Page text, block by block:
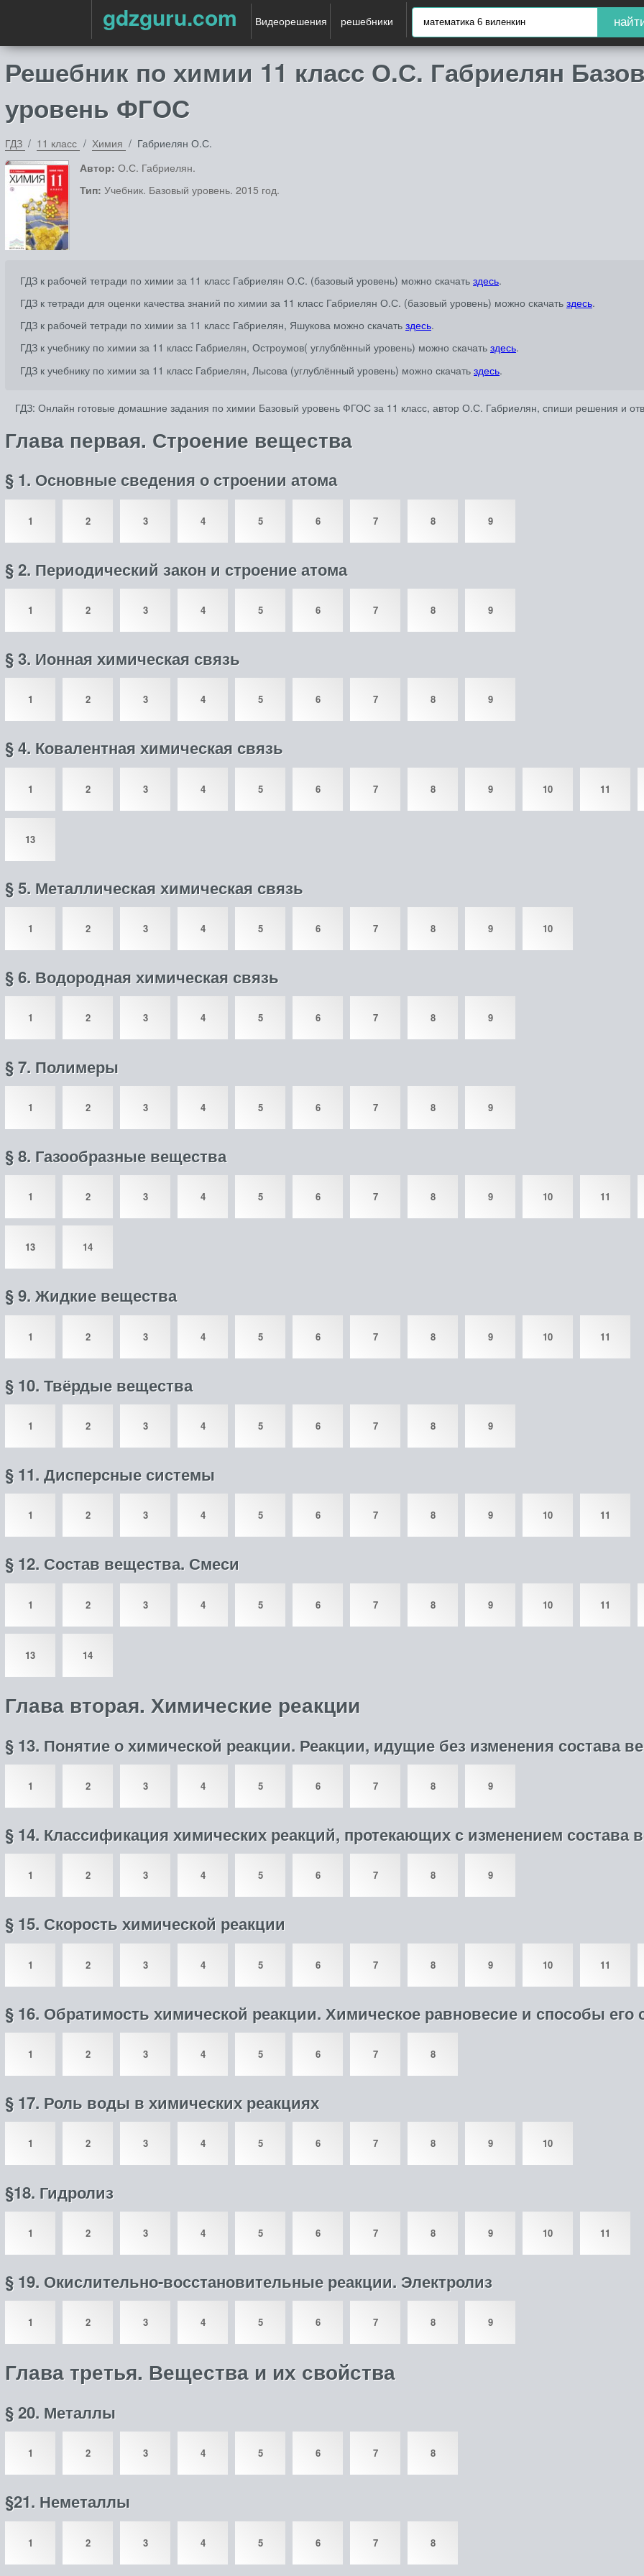
gdzguru.com Видеорешения решебники
Решебник по химии 11 класс О.С. Габриелян
уровень ФГОС
ГДЗ 11 класс Химия
Габриелян О.С.
Автор: О.С. Габриелян.
Тип: Учебник. Базовый уровень. 2015 год.
ГДЗ к рабочей тетради по химии за 11 класс Габриелян О.С. (базовый уровень) можно скачать здесь.
ГДЗ к тетради для оценки качества знаний по химии за 11 класс Габриелян О.С. (базовый уровень) можно скачать здесь.
ГДЗ к рабочей тетради по химии за 11 класс Габриелян, Яшукова можно скачать здесь.
ГДЗ к учебнику по химии за 11 класс Габриелян, Остроумов( углублённый уровень) можно скачать здесь.
ГДЗ к учебнику по химии за 11 класс Габриелян, Лысова (углублённый уровень) можно скачать здесь.
ГДЗ: Онлайн готовые домашние задания по химии Базовый уровень ФГОС за 11 класс, автор О.С. Габриелян, спиши решения и
Глава первая. Строение вещества
§ 1. Основные сведения о строении атома
1 2 3 4 5 6 7 8 9
§ 2. Периодический закон и строение атома
1 2 3 4 5 6 7 8 9
§ 3. Ионная химическая связь
1 2 3 4 5 6 7 8 9
§ 4. Ковалентная химическая связь
1 2 3 4 5 6 7 8 9 10 11
13
§ 5. Металлическая химическая связь
1 2 3 4 5 6 7 8 9 10
§ 6. Водородная химическая связь
1 2 3 4 5 6 7 8 9
§ 7. Полимеры
1 2 3 4 5 6 7 8 9
§ 8. Газообразные вещества
1 2 3 4 5 6 7 8 9 10 11
13 14
§ 9. Жидкие вещества
1 2 3 4 5 6 7 8 9 10 11
§ 10. Твёрдые вещества
1 2 3 4 5 6 7 8 9
§ 11. Дисперсные системы
1 2 3 4 5 6 7 8 9 10 11
§ 12. Состав вещества. Смеси
1 2 3 4 5 6 7 8 9 10 11
13 14
Глава вторая. Химические реакции
§ 13. Понятие о химической реакции. Реакции, идущие без изменения состава
1 2 3 4 5 6 7 8 9
§ 14. Классификация химических реакций, протекающих с изменением состава
1 2 3 4 5 6 7 8 9
§ 15. Скорость химической реакции
1 2 3 4 5 6 7 8 9 10 11
§ 16. Обратимость химической реакции. Химическое равновесие и способы
1 2 3 4 5 6 7 8
§ 17. Роль воды в химических реакциях
1 2 3 4 5 6 7 8 9 10
§18. Гидролиз
1 2 3 4 5 6 7 8 9 10 11
§ 19. Окислительно-восстановительные реакции. Электролиз
1 2 3 4 5 6 7 8 9
Глава третья. Вещества и их свойства
§ 20. Металлы
1 2 3 4 5 6 7 8
§21. Неметаллы
1 2 3 4 5 6 7 8